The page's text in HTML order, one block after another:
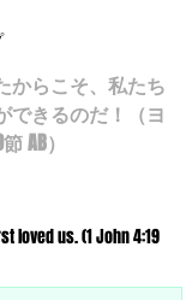
からこそ、私たち
できるのだ！（ヨ
AB）
loved us. (1 John 4:19